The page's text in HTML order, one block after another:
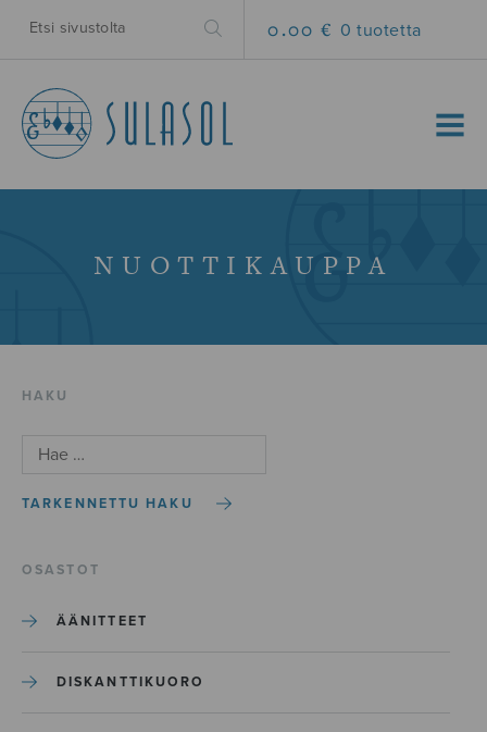
0.00 € 0 tuotetta
MENU
NUOTTIKAUPPA
HAKU
TARKENNETTU HAKU
OSASTOT
ÄÄNITTEET
DISKANTTIKUORO